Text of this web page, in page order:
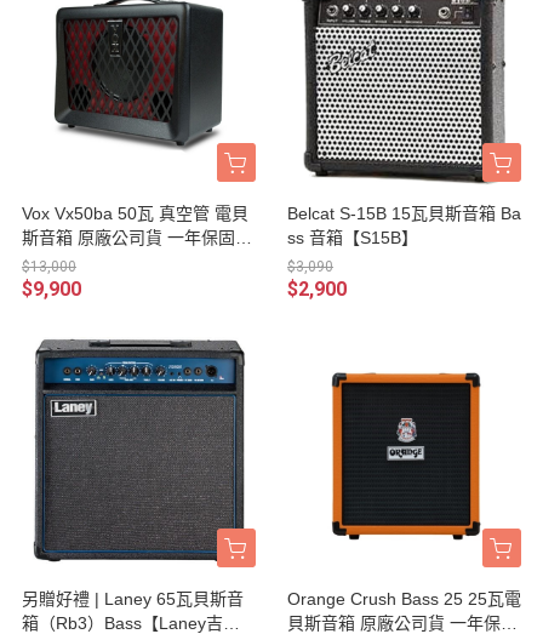
Vox Vx50ba 50瓦 真空管 電貝
斯音箱 原廠公司貨 一年保固
【vx50 ba】
$13,000
$9,900
Belcat S-15B 15瓦貝斯音箱 Ba
ss 音箱【S15B】
$3,090
$2,900
另贈好禮 | Laney 65瓦貝斯音
箱（Rb3）Bass【Laney吉他
Orange Crush Bass 25 25瓦電
貝斯音箱 原廠公司貨 一年保固